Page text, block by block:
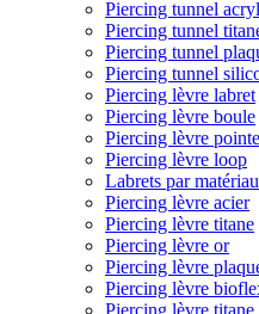
Piercing tunnel
Piercing tunnel
Piercing tunnel
Piercing tunnel
Piercing lèvre labret
Piercing lèvre boule
Piercing lèvre pointe
Piercing lèvre loop
Labrets par
Piercing lèvre acier
Piercing lèvre titane
Piercing lèvre or
Piercing lèvre
Piercing lèvre
Piercing lèvre titane